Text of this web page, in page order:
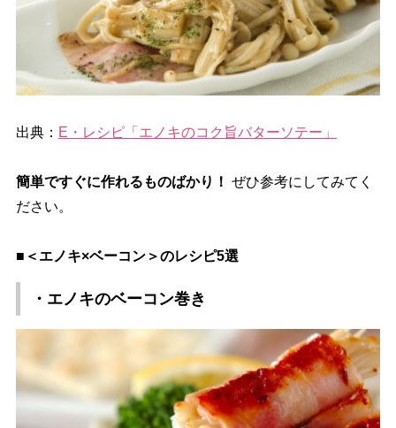
出典： E・レシピ「エノキのコク旨バターソテー」
簡単ですぐに作れるものばかり！ ぜひ参考にしてみてく
ださい。
■＜エノキ×ベーコン＞のレシピ5選
・エノキのベーコン巻き